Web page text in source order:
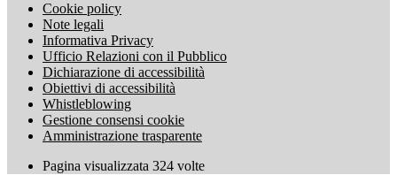
Cookie policy
Note legali
Informativa Privacy
Ufficio Relazioni con il Pubblico
Dichiarazione di accessibilità
Obiettivi di accessibilità
Whistleblowing
Gestione consensi cookie
Amministrazione trasparente
Pagina visualizzata 324 volte